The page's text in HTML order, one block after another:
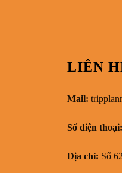
LIÊN
Mail:
Số điện thoại:
Địa chỉ: Số